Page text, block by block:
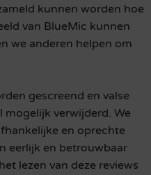
kunnen worden hoe
van BlueMic kunnen
we anderen helpen om
gescreend en valse
verwijderd. We
en oprechte
eerlijk en betrouwbaar
lezen van deze reviews